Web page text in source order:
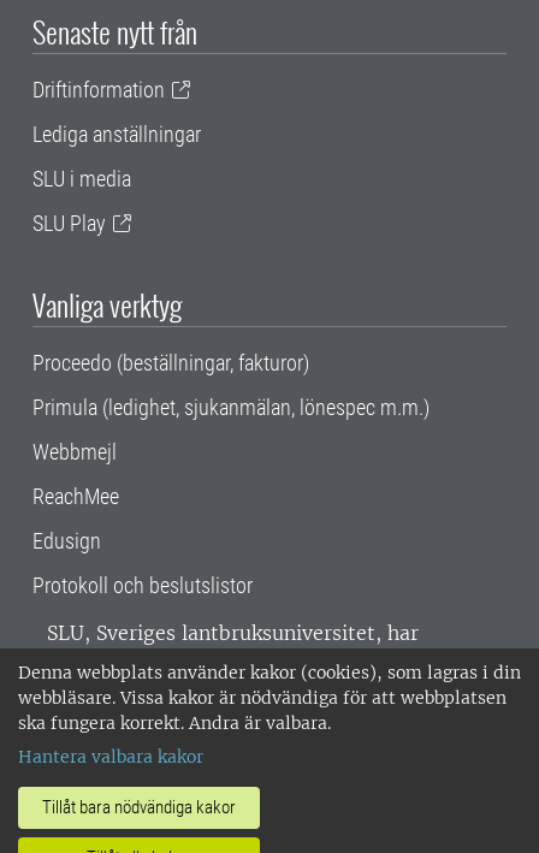
Denna webbplats använder kakor (cookies), som lagras i din
webbläsare. Vissa kakor är nödvändiga för att webbplatsen
ska fungera korrekt. Andra är valbara.
Hantera valbara kakor
Tillåt bara nödvändiga kakor
Senaste nytt från
Driftinformation
Lediga anställningar
SLU i media
SLU Play
Vanliga verktyg
Proceedo (beställningar, fakturor)
Primula (ledighet, sjukanmälan, lönespec m.m.)
Webbmejl
ReachMee
Edusign
Protokoll och beslutslistor
SLU, Sveriges lantbruksuniversitet, har
verksamhet över hela Sverige. Huvudorter är
Alnarp, Uppsala och Umeå.SLU är
miljöcertifierat enligt ISO 14001. •
018-67 10 00 • Org nr: 202100-2817 •
Om SLU:s webbplatser
•Hantera kakor•Behandling av